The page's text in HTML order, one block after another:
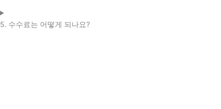
5. 수수료는 어떻게 되나요?